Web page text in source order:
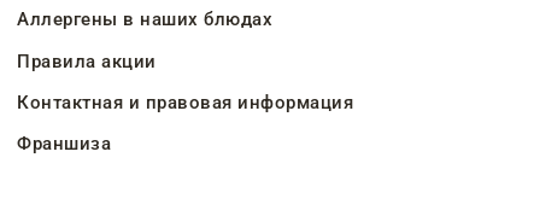
Аллергены в наших блюдах
Правила акции
Контактная и правовая информация
Франшиза